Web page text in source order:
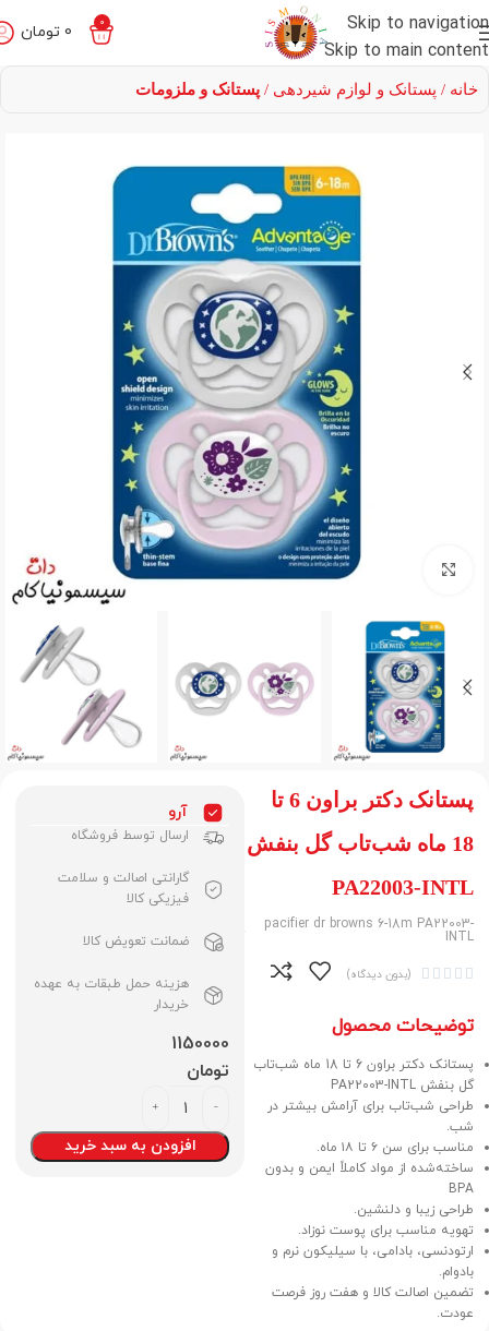
Skip to navigation
Skip to main content
0
0 تومان
خانه پستانک و لوازم شیردهی پستانک و ملزومات
برای بزرگنمایی کلیک کنید
پستانک دکتر براون 6 تا
18 ماه شب‌تاب گل بنفش
PA22003-INTL
pacifier dr browns 6-18m PA22003-
INTL




 (بدون دیدگاه)
توضیحات محصول
پستانک دکتر براون 6 تا 18 ماه شب‌تاب
گل بنفش PA22003-INTL
طراحی شب‌تاب برای آرامش بیشتر در
شب.
مناسب برای سن ۶ تا ۱۸ ماه.
ساخته‌شده از مواد کاملاً ایمن و بدون
BPA
طراحی زیبا و دلنشین.
تهویه مناسب برای پوست نوزاد.
ارتودنسی، بادامی، با سیلیکون نرم و
بادوام.
تضمین اصالت کالا و هفت روز فرصت
عودت.
آرو
ارسال توسط فروشگاه
گارانتی اصالت و سلامت
فیزیکی کالا
ضمانت تعویض کالا
هزینه حمل طبقات به عهده
خریدار
1150000
تومان
افزودن به سبد خرید